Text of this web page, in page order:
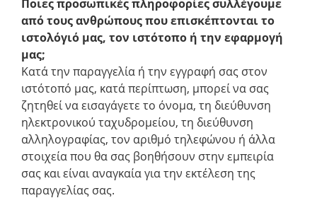
Ποιες προσωπικές πληροφορίες συλλέγουμε
από τους ανθρώπους που επισκέπτονται το
ιστολόγιό μας, τον ιστότοπο ή την εφαρμογή
μας;
Κατά την παραγγελία ή την εγγραφή σας στον
ιστότοπό μας, κατά περίπτωση, μπορεί να σας
ζητηθεί να εισαγάγετε το όνομα, τη διεύθυνση
ηλεκτρονικού ταχυδρομείου, τη διεύθυνση
αλληλογραφίας, τον αριθμό τηλεφώνου ή άλλα
στοιχεία που θα σας βοηθήσουν στην εμπειρία
σας και είναι αναγκαία για την εκτέλεση της
παραγγελίας σας.